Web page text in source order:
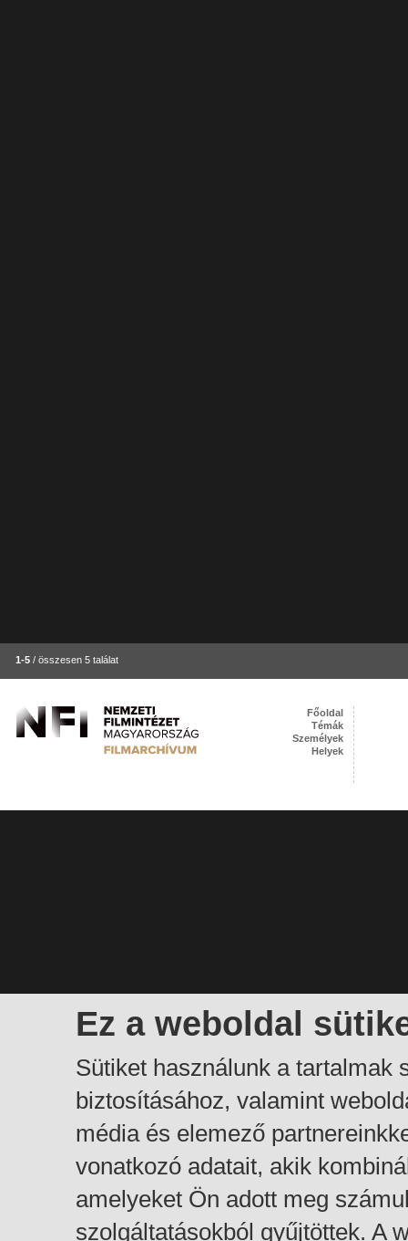
1-5 / összesen 5 találat
Ez a weboldal
Sütiket használunk a tartalmak
biztosításához, valamint
média és elemező
vonatkozó adatait, akik
amelyeket Ön adott meg
szolgáltatásokból gyűjtöttek. A
Főoldal
Témák
Személyek
Helyek